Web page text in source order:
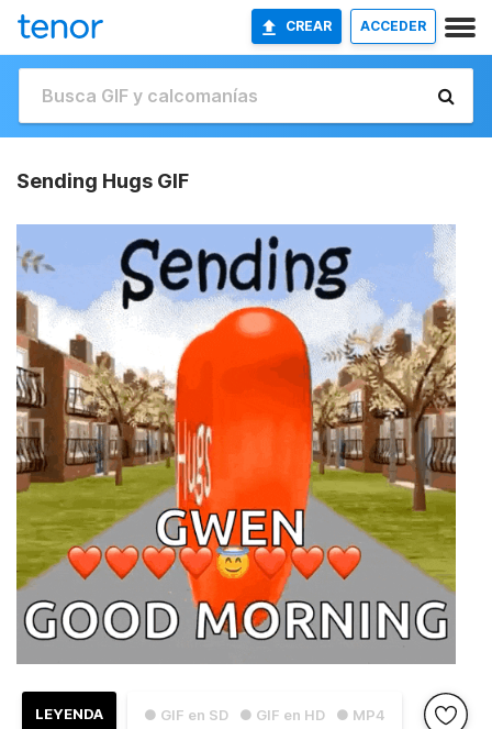
CREAR ACCEDER
Sending Hugs GIF
● GIF en SD ● GIF en HD ● MP4
LEYENDA